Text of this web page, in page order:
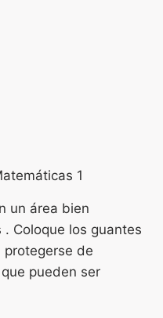
1
un área bien
Coloque los guantes
protegerse de
pueden ser